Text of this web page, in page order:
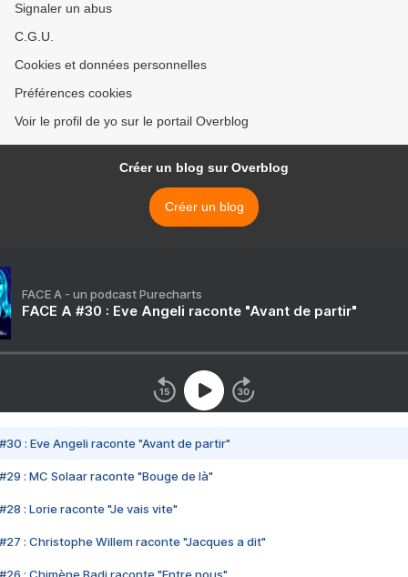
Signaler un abus
C.G.U.
Cookies et données personnelles
Préférences cookies
Voir le profil de yo sur le portail Overblog
Créer un blog sur Overblog
Créer un blog
FACE A - un podcast Purecharts
FACE A #30 : Eve Angeli raconte "Avant de partir"
#30 : Eve Angeli raconte "Avant de partir"
#29 : MC Solaar raconte "Bouge de là"
#28 : Lorie raconte "Je vais vite"
#27 : Christophe Willem raconte "Jacques a dit"